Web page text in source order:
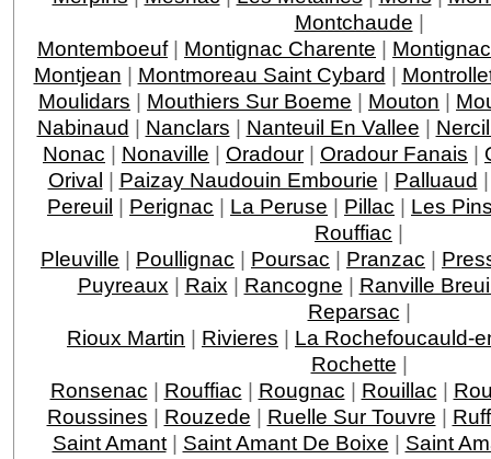
Montchaude |
Montemboeuf| Montignac Charente |
Montjean | Montmoreau Saint Cybard |
Moulidars | Mouthiers Sur Boeme | Mouton |
Nabinaud | Nanclars | Nanteuil En Vallee |
Nonac | Nonaville | Oradour | Oradour Fanais |
Orival | Paizay Naudouin Embourie | Palluaud
Pereuil | Perignac | La Peruse | Pillac | Les
Rouffiac |
Pleuville | Poullignac | Poursac | Pranzac |
Puyreaux | Raix | Rancogne | Ranville
Reparsac |
Rioux Martin | Rivieres | La Rochefoucauld-
Rochette |
Ronsenac | Rouffiac | Rougnac | Rouillac |
Roussines | Rouzede | Ruelle Sur Touvre |
Saint Amant| Saint Amant De Boixe | Saint